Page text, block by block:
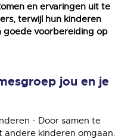
en ervaringen uit te
terwijl hun kinderen
goede voorbereiding op
jou en je
- Door samen te
andere kinderen omgaan.